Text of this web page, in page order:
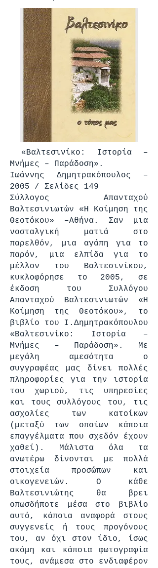
«Βαλτεσινίκο: Ιστορία –
Μνήμες – Παράδοση».
Ιωάννης Δημητρακόπουλος –
2005 / Σελίδες 149
Σύλλογος Απανταχού
Βαλτεσινιωτών «Η Κοίμηση της
Θεοτόκου» –Αθήνα. Σαν μια
νοσταλγική ματιά στο
παρελθόν, μια αγάπη για το
παρόν, μια ελπίδα για το
μέλλον του Βαλτεσινίκου,
κυκλοφόρησε το 2005, σε
έκδοση του Συλλόγου
Απανταχού Βαλτεσινιωτών «Η
Κοίμηση της Θεοτόκου», το
βιβλίο του Ι.Δημητρακόπουλου
«Βαλτεσινίκο: Ιστορία –
Μνήμες – Παράδοση». Με
μεγάλη αμεσότητα ο
συγγραφέας μας δίνει πολλές
πληροφορίες για την ιστορία
του χωριού, τις υπηρεσίες
και τους συλλόγους του, τις
ασχολίες των κατοίκων
(μεταξύ των οποίων κάποια
επαγγέλματα που σχεδόν έχουν
χαθεί). Μάλιστα όλα τα
ανωτέρω δίνονται με πολλά
στοιχεία προσώπων και
οικογενειών. Ο κάθε
Βαλτεσινιώτης θα βρει
οπωσδήποτε μέσα στο βιβλίο
αυτό, κάποια αναφορά στους
συγγενείς ή τους προγόνους
του, αν όχι στον ίδιο, ίσως
ακόμη και κάποια φωτογραφία
τους, ανάμεσα στο ενδιαφέρον